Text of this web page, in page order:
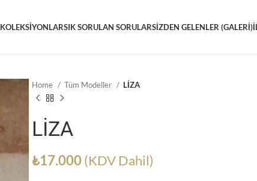
KOLEKSIYONLARSIK SORULAN SORULARSIZDEN GELENLER (GALERI)
Home Tüm Modeller LİZA
LİZA
₺17.000(KDV Dahil)